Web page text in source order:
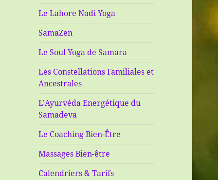
Le Lahore Nadi Yoga
SamaZen
Le Soul Yoga de Samara
Les Constellations Familiales et
Ancestrales
L’Ayurvéda Energétique du
Samadeva
Le Coaching Bien-Être
Massages Bien-être
Calendriers & Tarifs